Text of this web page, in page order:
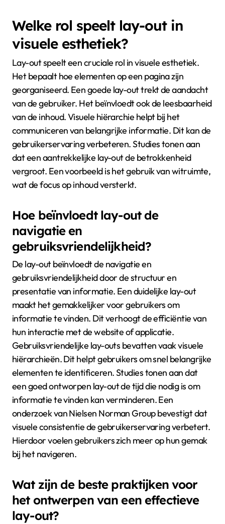
Welke rol speelt lay-out in
visuele esthetiek?
Lay-out speelt een cruciale rol in visuele esthetiek.
Het bepaalt hoe elementen op een pagina zijn
georganiseerd. Een goede lay-out trekt de aandacht
van de gebruiker. Het beïnvloedt ook de leesbaarheid
van de inhoud. Visuele hiërarchie helpt bij het
communiceren van belangrijke informatie. Dit kan de
gebruikerservaring verbeteren. Studies tonen aan
dat een aantrekkelijke lay-out de betrokkenheid
vergroot. Een voorbeeld is het gebruik van witruimte,
wat de focus op inhoud versterkt.
Hoe beïnvloedt lay-out de
navigatie en
gebruiksvriendelijkheid?
De lay-out beïnvloedt de navigatie en
gebruiksvriendelijkheid door de structuur en
presentatie van informatie. Een duidelijke lay-out
maakt het gemakkelijker voor gebruikers om
informatie te vinden. Dit verhoogt de efficiëntie van
hun interactie met de website of applicatie.
Gebruiksvriendelijke lay-outs bevatten vaak visuele
hiërarchieën. Dit helpt gebruikers om snel belangrijke
elementen te identificeren. Studies tonen aan dat
een goed ontworpen lay-out de tijd die nodig is om
informatie te vinden kan verminderen. Een
onderzoek van Nielsen Norman Group bevestigt dat
visuele consistentie de gebruikerservaring verbetert.
Hierdoor voelen gebruikers zich meer op hun gemak
bij het navigeren.
Wat zijn de beste praktijken voor
het ontwerpen van een effectieve
lay-out?